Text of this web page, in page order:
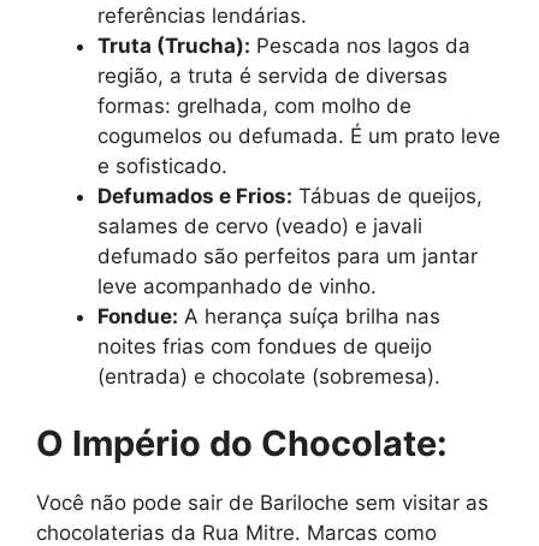
referências lendárias.
Truta (Trucha): Pescada nos lagos da
região, a truta é servida de diversas
formas: grelhada, com molho de
cogumelos ou defumada. É um prato leve
e sofisticado.
Defumados e Frios: Tábuas de queijos,
salames de cervo (veado) e javali
defumado são perfeitos para um jantar
leve acompanhado de vinho.
Fondue: A herança suíça brilha nas
noites frias com fondues de queijo
(entrada) e chocolate (sobremesa).
O Império do Chocolate:
Você não pode sair de Bariloche sem visitar as
chocolaterias da Rua Mitre. Marcas como